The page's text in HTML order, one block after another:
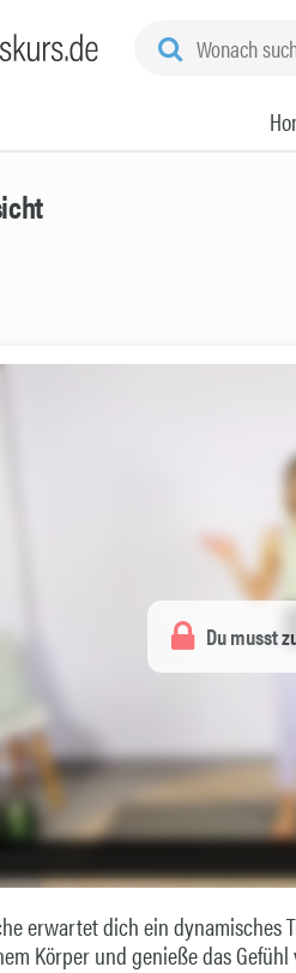
Du musst
erwartet dich ein dynamisches
Körper und genieße das